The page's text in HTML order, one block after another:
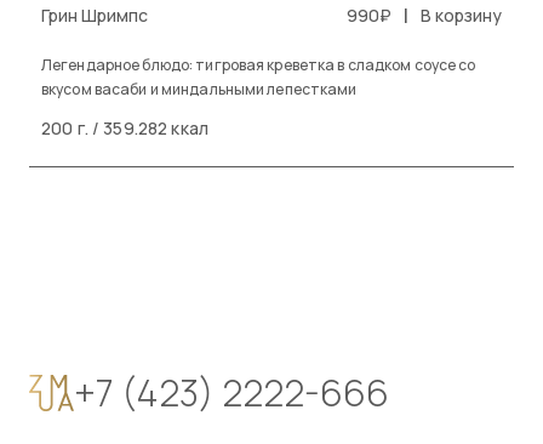
Грин Шримпс 990₽ | В корзину
Легендарное блюдо: тигровая креветка в сладком соусе со
вкусом васаби и миндальными лепестками
200 г. / 359.282 ккал
+7 (423) 2222-666